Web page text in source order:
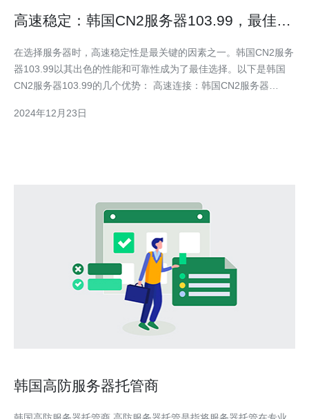
高速稳定：韩国CN2服务器103.99，最佳选
在选择服务器时，高速稳定性是最关键的因素之一。韩国CN2服务
器103.99以其出色的性能和可靠性成为了最佳选择。以下是韩国
CN2服务器103.99的几个优势： 高速连接：韩国CN2服务器
的需求。不论是进行在线游戏、视频流媒体还是大规模文件传输，
2024年12月23日
韩国高防服务器托管商